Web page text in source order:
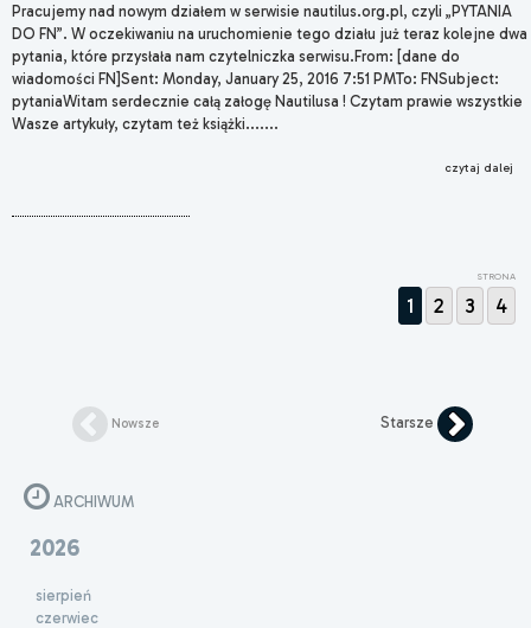
Pracujemy nad nowym działem w serwisie nautilus.org.pl, czyli „PYTANIA
DO FN”. W oczekiwaniu na uruchomienie tego działu już teraz kolejne dwa
pytania, które przysłała nam czytelniczka serwisu.From: [dane do
wiadomości FN]Sent: Monday, January 25, 2016 7:51 PMTo: FNSubject:
pytaniaWitam serdecznie całą załogę Nautilusa ! Czytam prawie wszystkie
Wasze artykuły, czytam też książki.......
czytaj dalej
STRONA
1 2 3 4
Nowsze Starsze
ARCHIWUM
2026
sierpień
czerwiec